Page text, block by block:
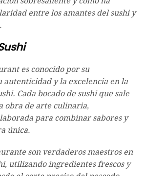
entre los amantes del sushi y
es conocido por su
autenticidad y la excelencia en la
Cada bocado de sushi que sale
obra de arte culinaria,
para combinar sabores y
única.
son verdaderos maestros en
utilizando ingredientes frescos y